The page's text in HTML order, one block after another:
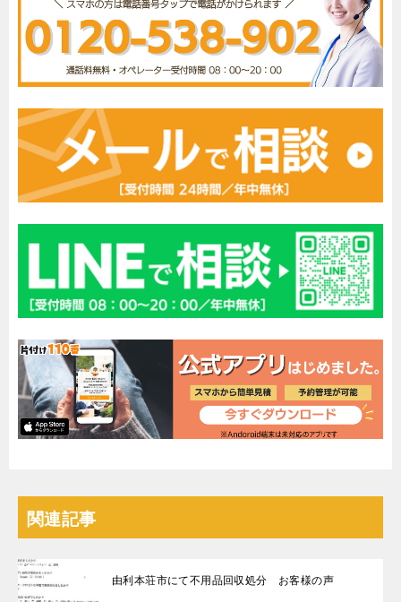
関連記事
由利本荘市にて不用品回収処分 お客様の声